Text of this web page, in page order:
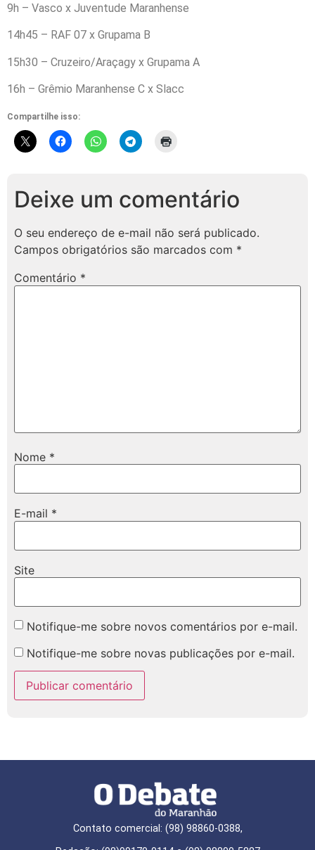
9h – Vasco x Juventude Maranhense
14h45 – RAF 07 x Grupama B
15h30 – Cruzeiro/Araçagy x Grupama A
16h – Grêmio Maranhense C x Slacc
Compartilhe isso:
Deixe um comentário
O seu endereço de e-mail não será publicado.
Campos obrigatórios são marcados com *
Comentário *
Nome *
E-mail *
Site
Notifique-me sobre novos comentários por e-mail.
Notifique-me sobre novas publicações por e-mail.
Contato comercial: (98) 98860-0388,